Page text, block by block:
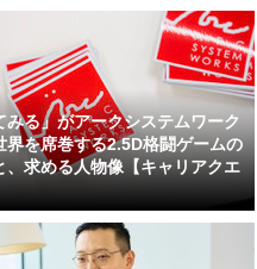
みる」がアークシステムワーク
界を席巻する2.5D格闘ゲームの
、求める人物像【キャリアクエ